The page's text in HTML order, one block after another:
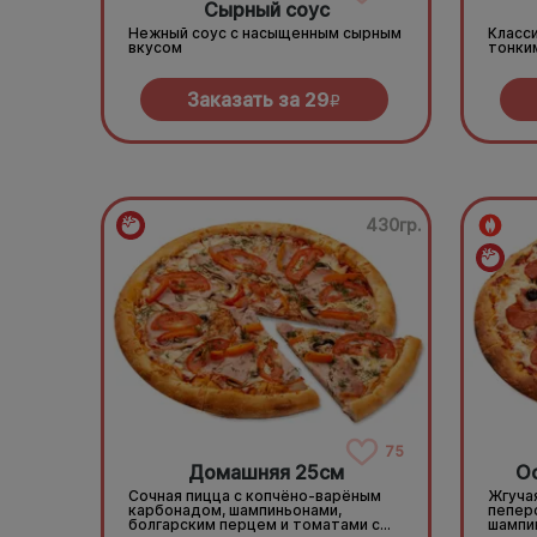
Сырный соус
Нежный соус с насыщенным сырным
вкусом
Заказать за 29R
430гр.
75
Домашняя 25см
Сочная пицца с копчёно-варёным
карбонадом, шампиньонами,
болгарским перцем и томатами с